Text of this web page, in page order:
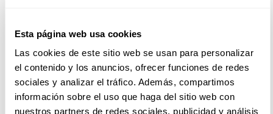
Esta página web usa cookies
Las cookies de este sitio web se usan para personalizar
el contenido y los anuncios, ofrecer funciones de redes
sociales y analizar el tráfico. Además, compartimos
información sobre el uso que haga del sitio web con
nuestros partners de redes sociales, publicidad y análisis
Venerdì: 10:00–13:30, 17:00–20:30
Sabato: 10:00–14:00, 17:00–20:00
Domenica: Chiuso
PRENOTA UN APPUNTAMENTO